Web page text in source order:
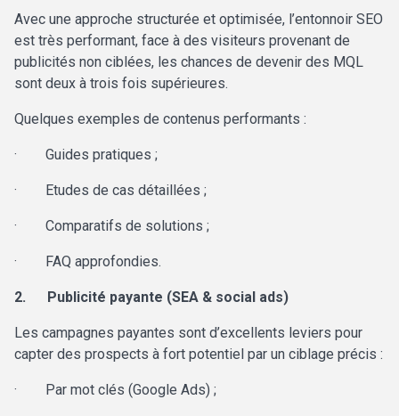
Avec une approche structurée et optimisée, l’entonnoir SEO
est très performant, face à des visiteurs provenant de
publicités non ciblées, les chances de devenir des MQL
sont deux à trois fois supérieures.
Quelques exemples de contenus performants :
· Guides pratiques ;
· Etudes de cas détaillées ;
· Comparatifs de solutions ;
· FAQ approfondies.
2. Publicité payante (SEA & social ads)
Les campagnes payantes sont d’excellents leviers pour
capter des prospects à fort potentiel par un ciblage précis :
· Par mot clés (Google Ads) ;